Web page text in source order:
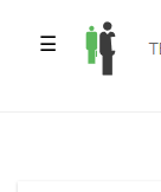
☰